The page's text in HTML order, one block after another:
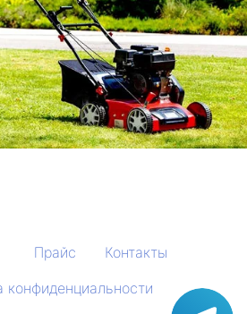
Прайс
Контакты
конфиденциальности